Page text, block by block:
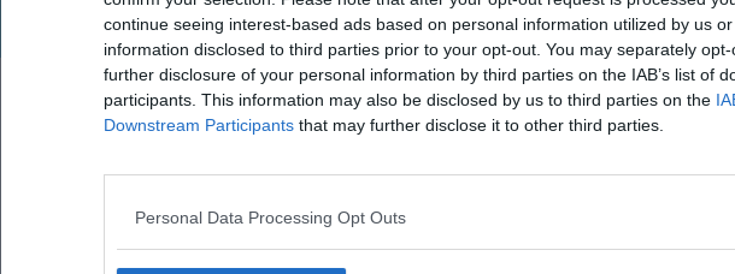
continue seeing interest-based ads based on personal information utilized by us
information disclosed to third parties prior to your opt-out. You may separately
further disclosure of your personal information by third parties on the IAB’s list of
participants. This information may also be disclosed by us to third parties on the
Downstream Participants that may further disclose it to other third parties.
Personal Data Processing Opt Outs
Hirdetés